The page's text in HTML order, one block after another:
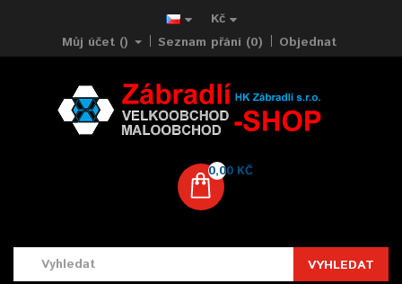
Kč
Můj účet ()
Seznam přání (0) Objednat
0,00 KČ
VYHLEDAT